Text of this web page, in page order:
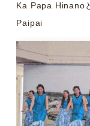
Ka Papa Hinano
Paipai